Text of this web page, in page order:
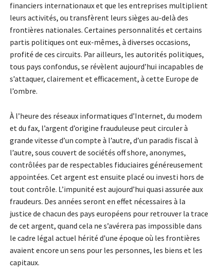
financiers internationaux et que les entreprises multiplient
leurs activités, ou transfèrent leurs sièges au-delà des
frontières nationales. Certaines personnalités et certains
partis politiques ont eux-mêmes, à diverses occasions,
profité de ces circuits. Par ailleurs, les autorités politiques,
tous pays confondus, se révèlent aujourd’hui incapables de
s’attaquer, clairement et efficacement, à cette Europe de
l’ombre.
À l’heure des réseaux informatiques d’Internet, du modem
et du fax, l’argent d’origine frauduleuse peut circuler à
grande vitesse d’un compte à l’autre, d’un paradis fiscal à
l’autre, sous couvert de sociétés off shore, anonymes,
contrôlées par de respectables fiduciaires généreusement
appointées. Cet argent est ensuite placé ou investi hors de
tout contrôle. L’impunité est aujourd’hui quasi assurée aux
fraudeurs. Des années seront en effet nécessaires à la
justice de chacun des pays européens pour retrouver la trace
de cet argent, quand cela ne s’avérera pas impossible dans
le cadre légal actuel hérité d’une époque où les frontières
avaient encore un sens pour les personnes, les biens et les
capitaux.